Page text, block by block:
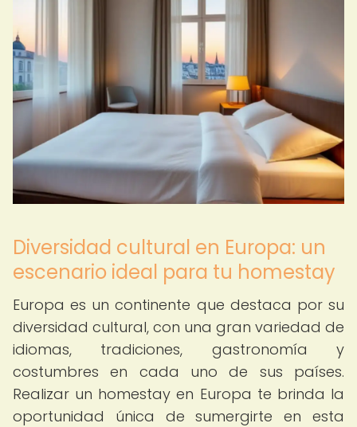
Diversidad cultural en Europa: un
escenario ideal para tu homestay
Europa es un continente que destaca por su
diversidad cultural, con una gran variedad de
idiomas, tradiciones, gastronomía y
costumbres en cada uno de sus países.
Realizar un homestay en Europa te brinda la
oportunidad única de sumergirte en esta